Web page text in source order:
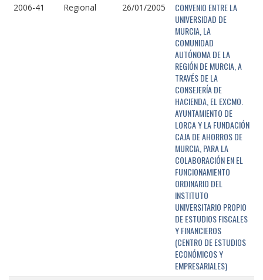
2006-41 Regional 26/01/2005
CONVENIO ENTRE LA
UNIVERSIDAD DE
MURCIA, LA
COMUNIDAD
AUTÓNOMA DE LA
REGIÓN DE MURCIA, A
TRAVÉS DE LA
CONSEJERÍA DE
HACIENDA, EL EXCMO.
AYUNTAMIENTO DE
LORCA Y LA FUNDACIÓN
CAJA DE AHORROS DE
MURCIA, PARA LA
COLABORACIÓN EN EL
FUNCIONAMIENTO
ORDINARIO DEL
INSTITUTO
UNIVERSITARIO PROPIO
DE ESTUDIOS FISCALES
Y FINANCIEROS
(CENTRO DE ESTUDIOS
ECONÓMICOS Y
EMPRESARIALES)